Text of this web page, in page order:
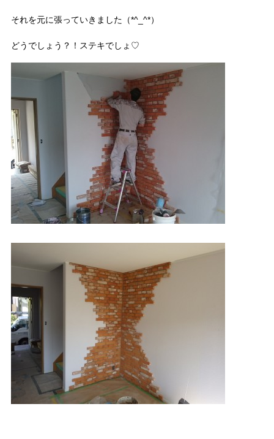
それを元に張っていきました（*^_^*）
どうでしょう？！ステキでしょ♡